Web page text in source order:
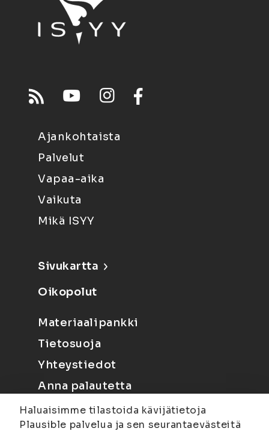
Ajankohtaista
Palvelut
Vapaa-aika
Vaikuta
Mikä ISYY
Sivukartta
Oikopolut
Materiaalipankki
Tietosuoja
Yhteystiedot
Anna palautetta
Haluaisimme tilastoida kävijätietoja
Plausible palvelua ja sen seurantaevästeitä